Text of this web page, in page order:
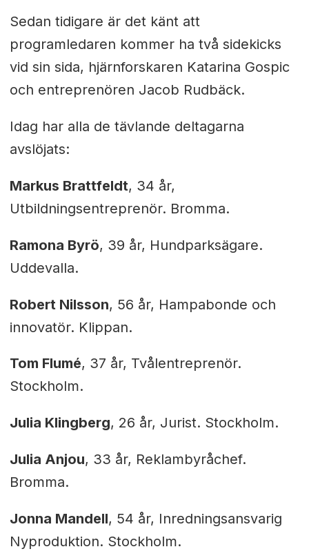
Sedan tidigare är det känt att
programledaren kommer ha två sidekicks
vid sin sida, hjärnforskaren Katarina Gospic
och entreprenören Jacob Rudbäck.
Idag har alla de tävlande deltagarna
avslöjats:
Markus Brattfeldt, 34 år,
Utbildningsentreprenör. Bromma.
Ramona Byrö, 39 år, Hundparksägare.
Uddevalla.
Robert Nilsson, 56 år, Hampabonde och
innovatör. Klippan.
Tom Flumé, 37 år, Tvålentreprenör.
Stockholm.
Julia Klingberg, 26 år, Jurist. Stockholm.
Julia Anjou, 33 år, Reklambyråchef.
Bromma.
Jonna Mandell, 54 år, Inredningsansvarig
Nyproduktion. Stockholm.